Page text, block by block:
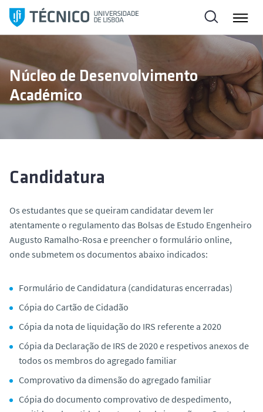
l
a
a
a
Núcleo de Desenvolvimento
Académico
Candidatura
Os estudantes que se queiram candidatar devem ler
atentamente o regulamento das Bolsas de Estudo Engenheiro
Augusto Ramalho-Rosa e preencher o formulário online,
onde submetem os documentos abaixo indicados:
Formulário de Candidatura (candidaturas encerradas)
Cópia do Cartão de Cidadão
Cópia da nota de liquidação do IRS referente a 2020
Cópia da Declaração de IRS de 2020 e respetivos anexos de
todos os membros do agregado familiar
Comprovativo da dimensão do agregado familiar
Cópia do documento comprovativo de despedimento,